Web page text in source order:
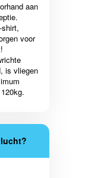
aan
voor
is vliegen